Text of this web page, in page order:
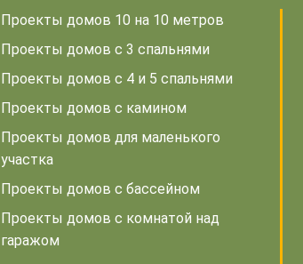
Проекты домов 10 на 10 метров
Проекты домов с 3 спальнями
Проекты домов с 4 и 5 спальнями
Проекты домов с камином
Проекты домов для маленького
участка
Проекты домов с бассейном
Проекты домов с комнатой над
гаражом